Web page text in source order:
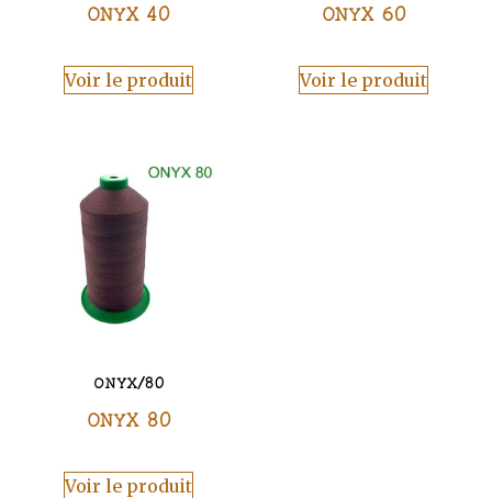
ONYX 40
Voir le produit
ONYX 60
Voir le produit
ONYX/80
ONYX 80
Voir le produit